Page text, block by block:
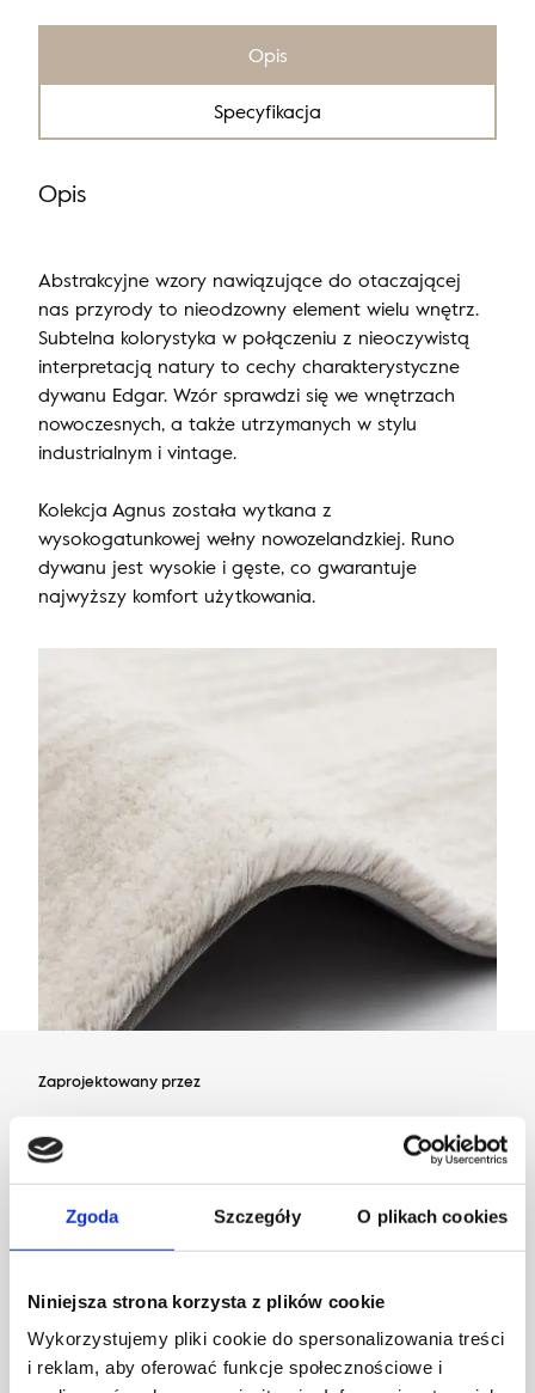
Zgoda Szczegóły O plikach cookies
Niniejsza strona korzysta z plików cookie
Wykorzystujemy pliki cookie do spersonalizowania treści
i reklam, aby oferować funkcje społecznościowe i
Opis
Specyfikacja
Opis
Abstrakcyjne wzory nawiązujące do otaczającej
nas przyrody to nieodzowny element wielu wnętrz.
Subtelna kolorystyka w połączeniu z nieoczywistą
interpretacją natury to cechy charakterystyczne
dywanu Edgar. Wzór sprawdzi się we wnętrzach
nowoczesnych, a także utrzymanych w stylu
industrialnym i vintage.
Kolekcja Agnus została wytkana z
wysokogatunkowej wełny nowozelandzkiej. Runo
dywanu jest wysokie i gęste, co gwarantuje
najwyższy komfort użytkowania.
Zaprojektowany przez
Dział Wzornictwa Agnelli